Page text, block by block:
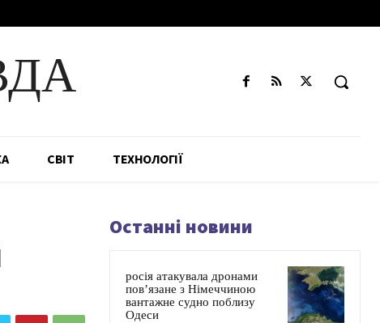
СВІТ ТЕХНОЛОГІЇ
Останні новини
росія атакувала дронами
пов’язане з Німеччиною
вантажне судно поблизу
Одеси